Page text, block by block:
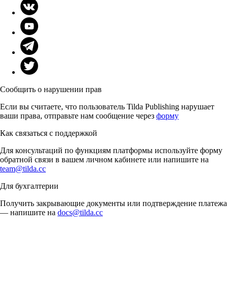
Сообщить о нарушении прав
Если вы считаете, что пользователь Tilda Publishing нарушает
ваши права, отправьте нам сообщение через форму
Как связаться с поддержкой
Для консультаций по функциям платформы используйте форму
обратной связи в вашем личном кабинете или напишите на
team@tilda.cc
Для бухгалтерии
Получить закрывающие документы или подтверждение платежа
— напишите на docs@tilda.cc